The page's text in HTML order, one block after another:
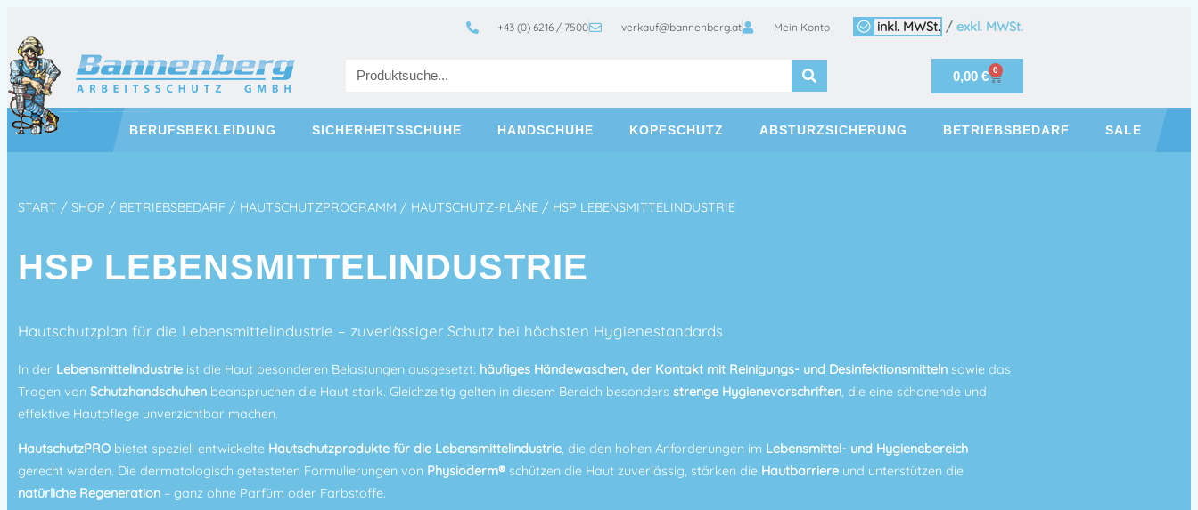
+43 (0) 6216 / 7500 verkauf@bannenberg.at Mein Konto inkl. MWSt. / exkl. MWSt.
0,00 € 0
BERUFSBEKLEIDUNG SICHERHEITSSCHUHE HANDSCHUHE KOPFSCHUTZ ABSTURZSICHERUNG BETRIEBSBEDARF SALE
START / SHOP / BETRIEBSBEDARF / HAUTSCHUTZPROGRAMM / HAUTSCHUTZ-PLÄNE / HSP LEBENSMITTELINDUSTRIE
HSP LEBENSMITTELINDUSTRIE
Hautschutzplan für die Lebensmittelindustrie – zuverlässiger Schutz bei höchsten Hygienestandards
In der Lebensmittelindustrie ist die Haut besonderen Belastungen ausgesetzt: häufiges Händewaschen, der Kontakt mit Reinigungs- und Desinfektionsmitteln sowie das
Tragen von Schutzhandschuhen beanspruchen die Haut stark. Gleichzeitig gelten in diesem Bereich besonders strenge Hygienevorschriften, die eine schonende und
effektive Hautpflege unverzichtbar machen.
HautschutzPRO bietet speziell entwickelte Hautschutzprodukte für die Lebensmittelindustrie, die den hohen Anforderungen im Lebensmittel- und Hygienebereich
gerecht werden. Die dermatologisch getesteten Formulierungen von Physioderm® schützen die Haut zuverlässig, stärken die Hautbarriere und unterstützen die
natürliche Regeneration – ganz ohne Parfüm oder Farbstoffe.